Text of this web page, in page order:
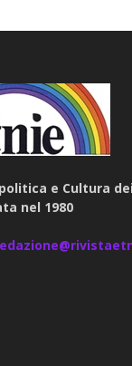
e Cultura
nel 1980